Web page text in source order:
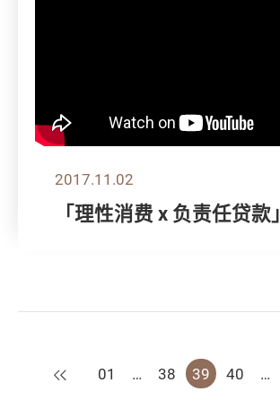
2017.11.02
「理性消费 x 负责任贷款」
上一页
01 … 38 39 40 …